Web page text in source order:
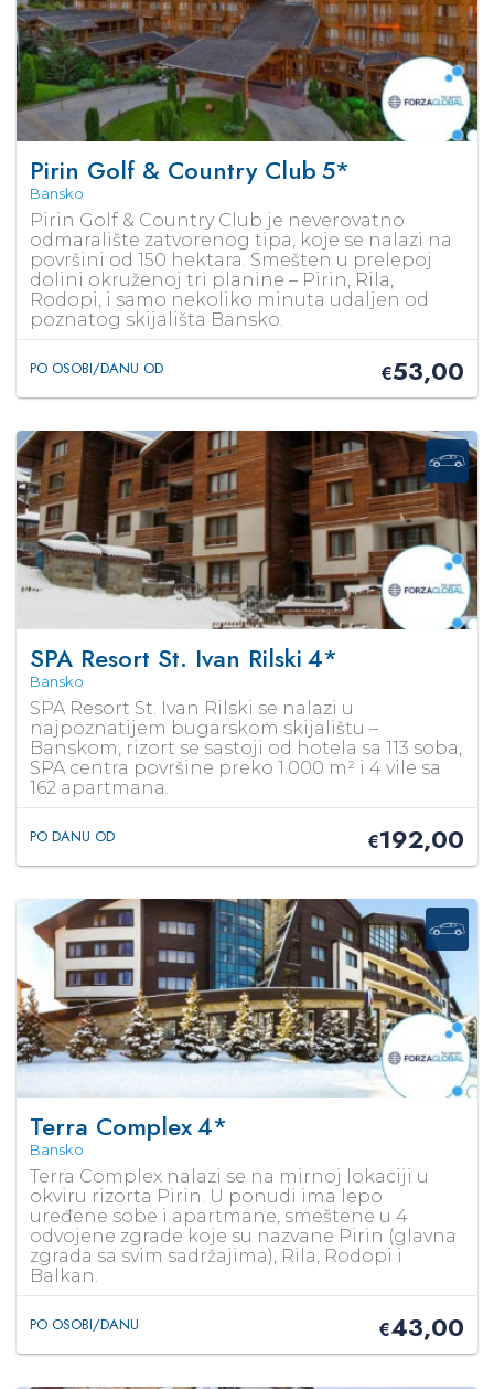
Pirin Golf & Country Club5*
Bansko
Pirin Golf & Country Club je neverovatno
odmaralište zatvorenog tipa, koje se nalazi na
površini od 150 hektara. Smešten u prelepoj
dolini okruženoj tri planine – Pirin, Rila,
Rodopi, i samo nekoliko minuta udaljen od
poznatog skijališta Bansko.
PO OSOBI/DANU OD €53,00
SPA Resort St. Ivan Rilski4*
Bansko
SPA Resort St. Ivan Rilski se nalazi u
najpoznatijem bugarskom skijalištu –
Banskom, rizort se sastoji od hotela sa 113 soba,
SPA centra površine preko 1.000 m² i 4 vile sa
162 apartmana.
PO DANU OD €192,00
Terra Complex4*
Bansko
Terra Complex nalazi se na mirnoj lokaciji u
okviru rizorta Pirin. U ponudi ima lepo
uređene sobe i apartmane, smeštene u 4
odvojene zgrade koje su nazvane Pirin (glavna
zgrada sa svim sadržajima), Rila, Rodopi i
Balkan.
PO OSOBI/DANU €43,00